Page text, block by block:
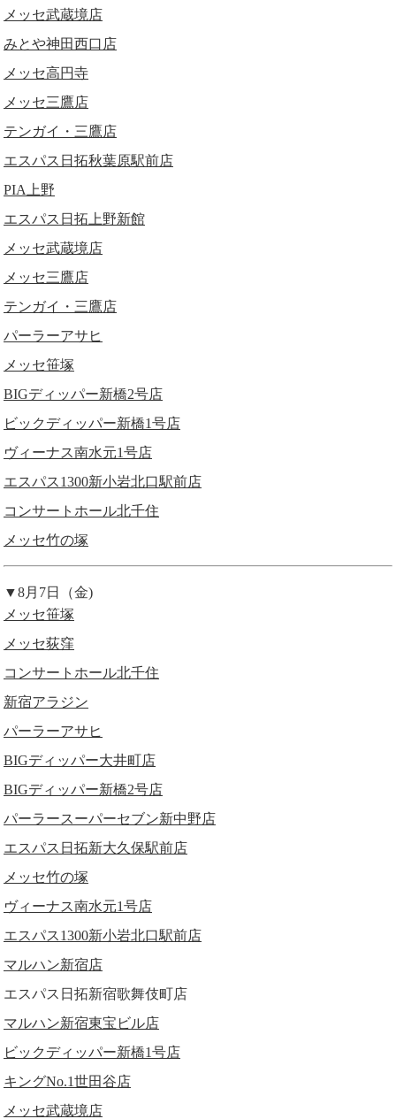
メッセ武蔵境店
みとや神田西口店
メッセ高円寺
メッセ三鷹店
テンガイ・三鷹店
エスパス日拓秋葉原駅前店
PIA上野
エスパス日拓上野新館
メッセ武蔵境店
メッセ三鷹店
テンガイ・三鷹店
パーラーアサヒ
メッセ笹塚
BIGディッパー新橋2号店
ビックディッパー新橋1号店
ヴィーナス南水元1号店
エスパス1300新小岩北口駅前店
コンサートホール北千住
メッセ竹の塚
▼8月7日（金)
メッセ笹塚
メッセ荻窪
コンサートホール北千住
新宿アラジン
パーラーアサヒ
BIGディッパー大井町店
BIGディッパー新橋2号店
パーラースーパーセブン新中野店
エスパス日拓新大久保駅前店
メッセ竹の塚
ヴィーナス南水元1号店
エスパス1300新小岩北口駅前店
マルハン新宿店
エスパス日拓新宿歌舞伎町店
マルハン新宿東宝ビル店
ビックディッパー新橋1号店
キングNo.1世田谷店
メッセ武蔵境店